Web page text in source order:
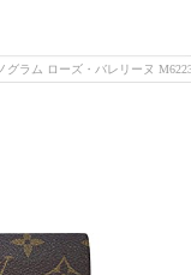
グラム ローズ・バレリーヌ